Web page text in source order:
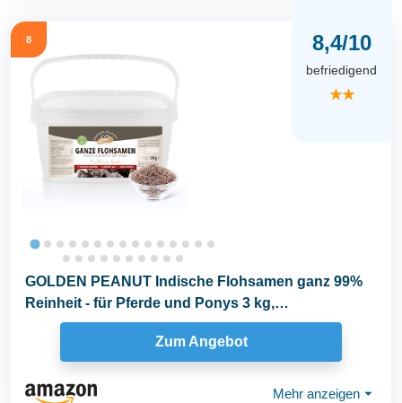
8 8,4/10
befriedigend
★★
GOLDEN PEANUT Indische Flohsamen ganz 99%
Reinheit - für Pferde und Ponys 3 kg,
Darmsanierung...
Zum Angebot
Mehr anzeigen ⏷